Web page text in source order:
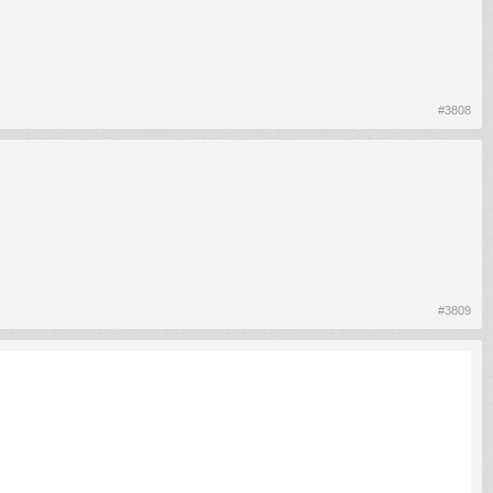
#3808
#3809